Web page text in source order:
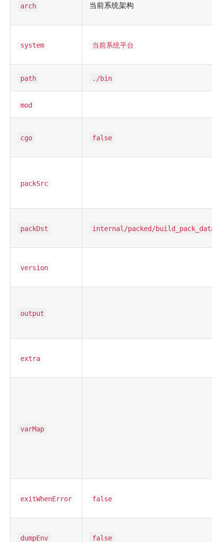
arch 当前系统架构
system 当前系统平台
path ./bin
mod
cgo false
packSrc
packDst internal/packed/
version
output
extra
varMap
exitWhenError false
dumpEnv false